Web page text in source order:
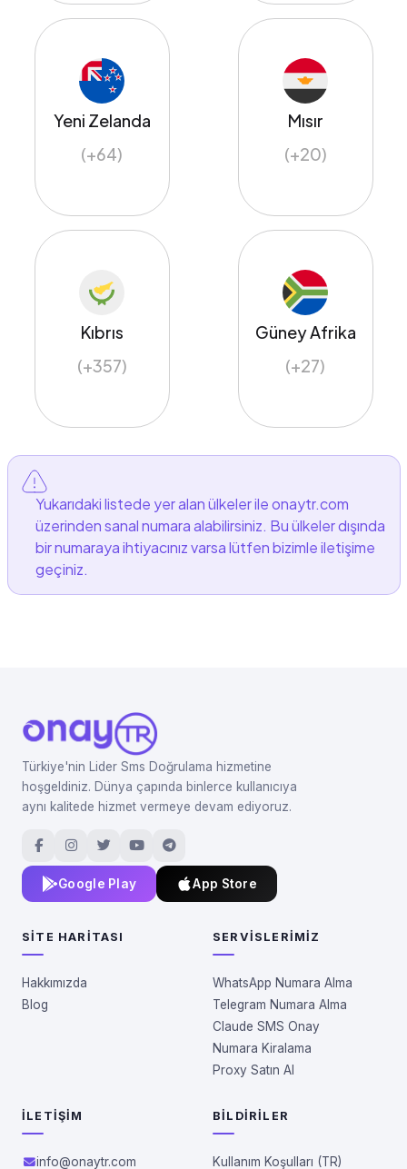
Yeni Zelanda
(+64)
Mısır
(+20)
Kıbrıs
(+357)
Güney Afrika
(+27)
Yukarıdaki listede yer alan ülkeler ile onaytr.com
üzerinden sanal numara alabilirsiniz. Bu ülkeler dışında
bir numaraya ihtiyacınız varsa lütfen bizimle iletişime
geçiniz.
Türkiye'nin Lider Sms Doğrulama hizmetine
hoşgeldiniz. Dünya çapında binlerce kullanıcıya
aynı kalitede hizmet vermeye devam ediyoruz.
Google Play App Store
SITE HARITASI
Hakkımızda
Blog
SERVISLERIMIZ
WhatsApp Numara Alma
Telegram Numara Alma
Claude SMS Onay
Numara Kiralama
Proxy Satın Al
İLETIŞIM
info@onaytr.com
BILDIRILER
Kullanım Koşulları (TR)